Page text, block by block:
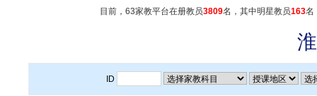
目前，63家教平台在册教员3809名，其中明星教员163名
ID